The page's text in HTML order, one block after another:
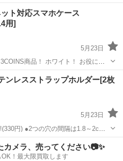
対応可◎即日入寮OK！寮費はずっと
会社負担！工場まで無料送迎あり
...
その他
ト対応スマホケース
用]
5月23日
マグネット
ンレスストラップホルダー[2枚
5月23日
にご使用いただけます。 お役に
カメラ、売ってください📷✨
！最大限買取します